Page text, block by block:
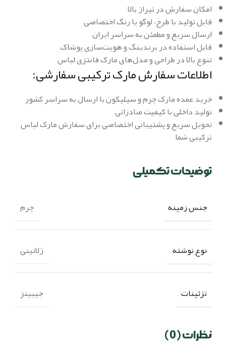
امکان سفارش در تیراژ بالا
قابل تولید با طرح، لوگو یا رنگ اختصاصی
ارسال سریع و مطمئن به سراسر ایران
قابل استفاده در برندینگ و هویت‌سازی پوشاک
تنوع بالا در طراحی و مدل‌های مارک فانتزی لباس
اطلاعات سفارش مارک ترکیبی سفارشی:
خرید عمده مارک چرم و سیلیکون با ارسال به سراسر کشور
تولید داخلی با کیفیت صادراتی
تحویل سریع و پشتیبانی اختصاصی برای سفارش مارک لباس
ترکیبی شما
توضیحات تکمیلی
جنس زمینه چرم
نوع نوشته ژلاتینی
تزئینات جیبیتز
نظرات (0)